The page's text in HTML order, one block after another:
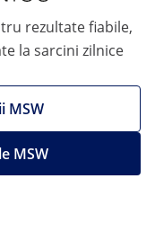
rezultate fiabile,
la sarcini zilnice
MSW
MSW